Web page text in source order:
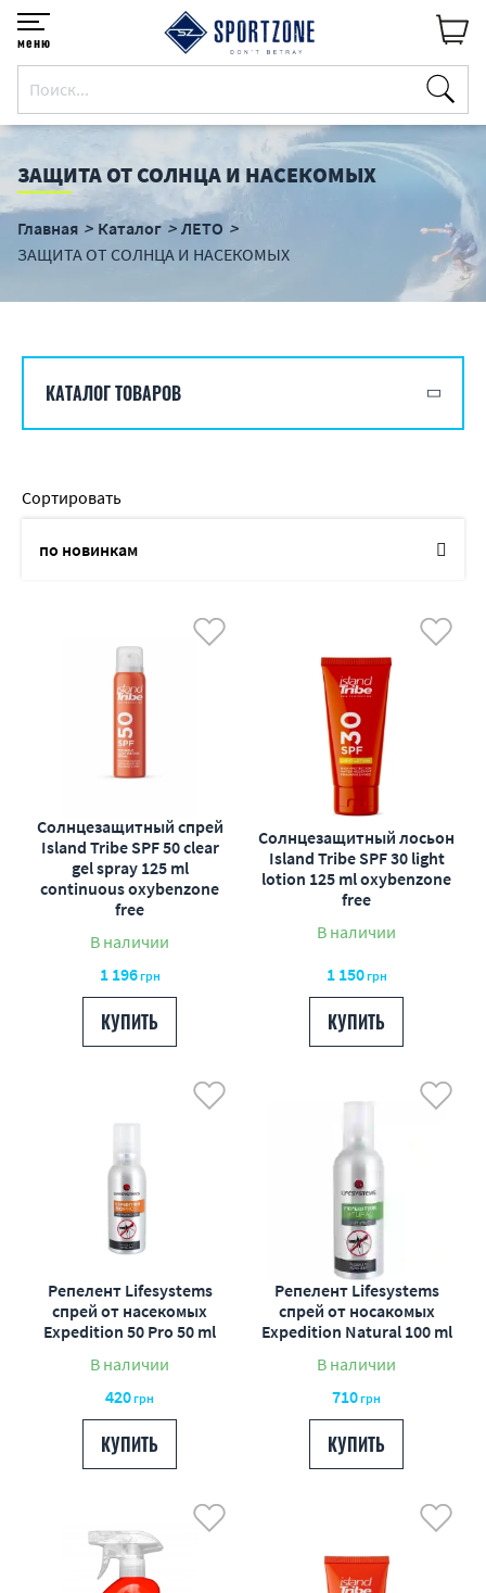
меню
ЗАЩИТА ОТ СОЛНЦА И НАСЕКОМЫХ
Главная Каталог
ЛЕТО
ЗАЩИТА ОТ СОЛНЦА И НАСЕКОМЫХ
КАТАЛОГ ТОВАРОВ
Сортировать
по новинкам
от дешевых к дорогим
от дорогих к дешевым
по наличию
Солнцезащитный спрей
Island Tribe SPF 50 clear
gel spray 125 ml
continuous oxybenzone
free
В наличии
1 196грн
КУПИТЬ
Солнцезащитный лосьон
Island Tribe SPF 30 light
lotion 125 ml oxybenzone
free
В наличии
1 150грн
КУПИТЬ
Репелент Lifesystems
спрей от насекомых
Expedition 50 Pro 50 ml
В наличии
420грн
КУПИТЬ
Репелент Lifesystems
спрей от носакомых
Expedition Natural 100 ml
В наличии
710грн
КУПИТЬ